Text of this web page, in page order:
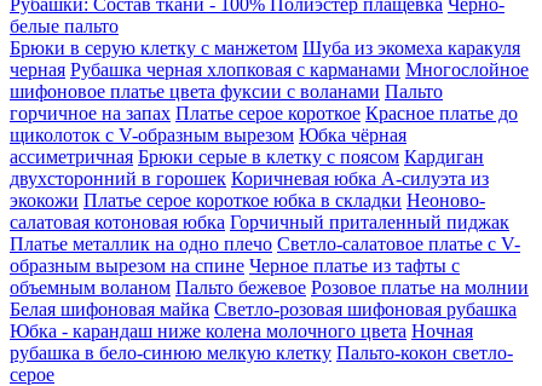
белые пальто
Брюки в серую клетку с манжетом Шуба из экомеха каракуля
черная Рубашка черная хлопковая с карманами Многослойное
шифоновое платье цвета фуксии с воланами Пальто
горчичное на запах Платье серое короткое Красное платье до
щиколоток с V-образным вырезом Юбка чёрная
ассиметричная Брюки серые в клетку с поясом Кардиган
двухсторонний в горошек Коричневая юбка А-силуэта из
экокожи Платье серое короткое юбка в складки Неоново-
салатовая котоновая юбка Горчичный приталенный пиджак
Платье металлик на одно плечо Светло-салатовое платье с V-
образным вырезом на спине Черное платье из тафты с
объемным воланом Пальто бежевое Розовое платье на молнии
Белая шифоновая майка Светло-розовая шифоновая рубашка
Юбка - карандаш ниже колена молочного цвета Ночная
рубашка в бело-синюю мелкую клетку Пальто-кокон светло-
серое